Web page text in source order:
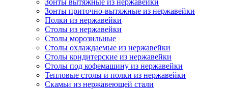
Зонты приточно-вытяжные из нержавейки
Полки из нержавейки
Столы из нержавейки
Столы морозильные
Столы охлаждаемые из нержавейки
Столы кондитерские из нержавейки
Столы под кофемашину из нержавейки
Тепловые столы и полки из нержавейки
Скамьи из нержавеющей стали